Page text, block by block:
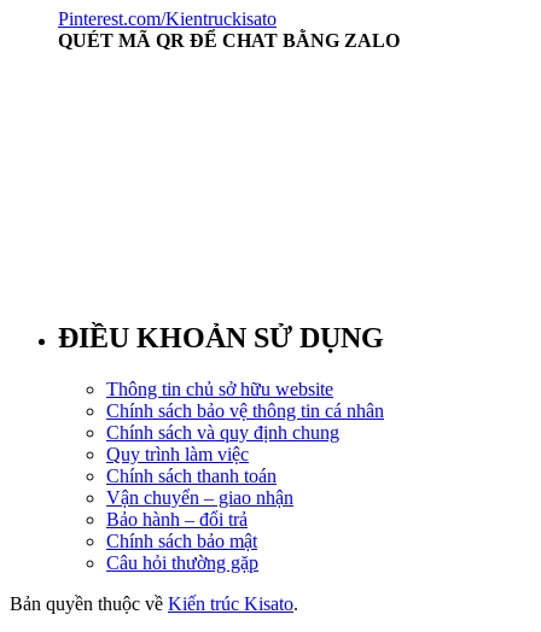
Pinterest.com/Kientruckisato
QUÉT MÃ QR ĐỂ CHAT BẰNG ZALO
ĐIỀU KHOẢN SỬ DỤNG
Thông tin chủ sở hữu website
Chính sách bảo vệ thông tin cá nhân
Chính sách và quy định chung
Quy trình làm việc
Chính sách thanh toán
Vận chuyển – giao nhận
Bảo hành – đổi trả
Chính sách bảo mật
Câu hỏi thường gặp
Bản quyền thuộc về Kiến trúc Kisato.